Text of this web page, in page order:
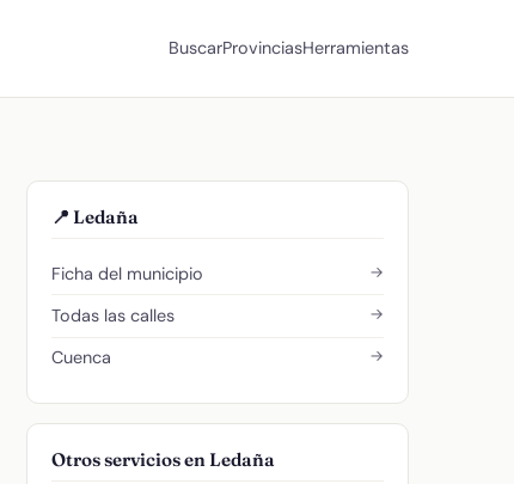
BuscarProvinciasHerramientas
📍 Ledaña
Ficha del municipio →
Todas las calles →
Cuenca →
Otros servicios en Ledaña